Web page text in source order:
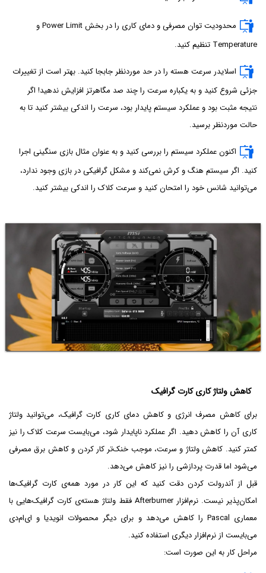
محدودیت توان مصرفی و دمای کاری را در بخش Power Limit و
Temperature تنظیم کنید.
اسلایدر سرعت هسته را در حد موردنظر جابجا کنید. بهتر است از تغییرات
جزئی شروع کنید و به یکباره سرعت را چند صد مگاهرتز افزایش ندهید! اگر
نتیجه مثبت بود و عملکرد سیستم پایدار بود، سرعت را اندکی بیشتر کنید تا به
حالت موردنظر برسید.
اکنون عملکرد سیستم را بررسی کنید و به عنوان مثال بازی سنگینی اجرا
کنید. اگر سیستم هنگ و کرش نمی‌کند و مشکل گرافیکی در بازی وجود ندارد،
می‌توانید شانس خود را امتحان کنید و سرعت کلاک را اندکی بیشتر کنید.
کاهش ولتاژ کاری کارت گرافیک
برای کاهش مصرف انرژی و کاهش دمای کاری کارت گرافیک، می‌توانید ولتاژ
کاری آن را کاهش دهید. اگر عملکرد ناپایدار شود، می‌بایست سرعت کلاک را نیز
کمتر کنید. کاهش ولتاژ و سرعت، موجب خنک‌تر کار کردن و کاهش برق مصرفی
می‌شود اما قدرت پردازشی را نیز کاهش می‌دهد.
قبل از آندرولت کردن دقت کنید که این کار در مورد همه‌ی کارت گرافیک‌ها
امکان‌پذیر نیست. نرم‌افزار Afterburner فقط ولتاژ هسته‌ی کارت گرافیک‌هایی با
معماری Pascal را کاهش می‌دهد و برای دیگر محصولات انویدیا و ای‌ام‌دی
می‌بایست از نرم‌افزار دیگری استفاده کنید.
مراحل کار به این صورت است: